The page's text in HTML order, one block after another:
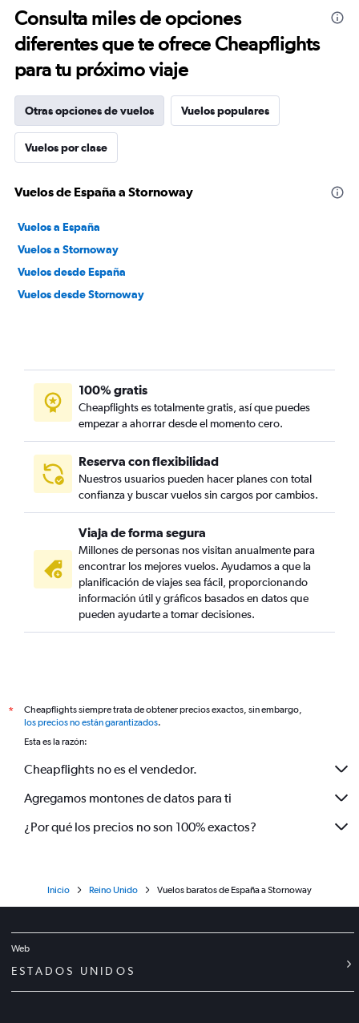
Consulta miles de opciones
diferentes que te ofrece Cheapflights
para tu próximo viaje
Otras opciones de vuelos Vuelos populares
Vuelos por clase
Vuelos de España a Stornoway
Vuelos a España
Vuelos a Stornoway
Vuelos desde España
Vuelos desde Stornoway
100% gratis
Cheapflights es totalmente gratis, así que puedes
empezar a ahorrar desde el momento cero.
Reserva con flexibilidad
Nuestros usuarios pueden hacer planes con total
confianza y buscar vuelos sin cargos por cambios.
Viaja de forma segura
Millones de personas nos visitan anualmente para
encontrar los mejores vuelos. Ayudamos a que la
planificación de viajes sea fácil, proporcionando
información útil y gráficos basados en datos que
pueden ayudarte a tomar decisiones.
*
Cheapflights siempre trata de obtener precios exactos, sin embargo,
los precios no están garantizados.
Esta es la razón:
Cheapflights no es el vendedor.
Agregamos montones de datos para ti
¿Por qué los precios no son 100% exactos?
Inicio Reino Unido Vuelos baratos de España a Stornoway
Web
ESTADOS UNIDOS